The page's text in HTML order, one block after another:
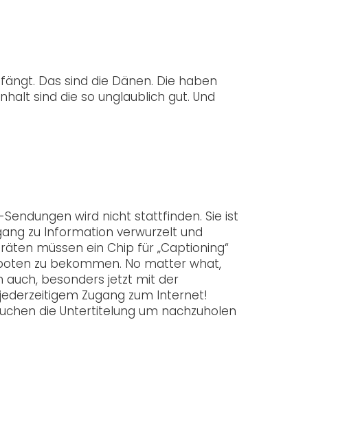
Das sind die Dänen. Die haben
sind die so unglaublich gut. Und
wird nicht stattfinden. Sie ist
zu Information verwurzelt und
müssen ein Chip für „Captioning“
zu bekommen. No matter what,
auch, besonders jetzt mit der
Zugang zum Internet!
die Untertitelung um nachzuholen